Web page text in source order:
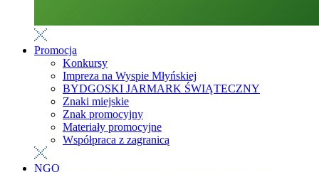
Promocja
Konkursy
Impreza na Wyspie Młyńskiej
BYDGOSKI JARMARK ŚWIĄTECZNY
Znaki miejskie
Znak promocyjny
Materiały promocyjne
Współpraca z zagranicą
NGO